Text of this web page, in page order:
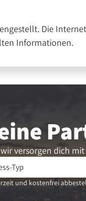
Die
Informationen.
versorgen dich
und kostenfrei